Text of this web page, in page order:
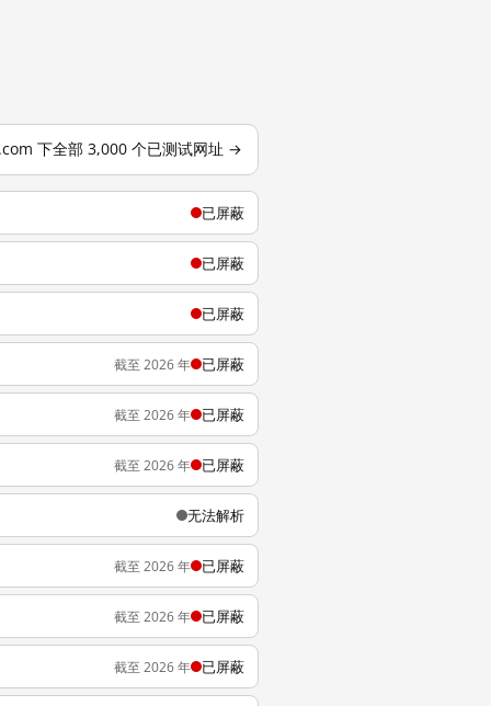
下全部 3,000 个已测试网址 →
已屏蔽
已屏蔽
已屏蔽
截至 2026 年 已屏蔽
截至 2026 年 已屏蔽
截至 2026 年 已屏蔽
无法解析
截至 2026 年 已屏蔽
截至 2026 年 已屏蔽
截至 2026 年 已屏蔽